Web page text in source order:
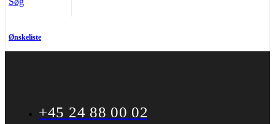
Ønskeliste
+45 24 88 00 02